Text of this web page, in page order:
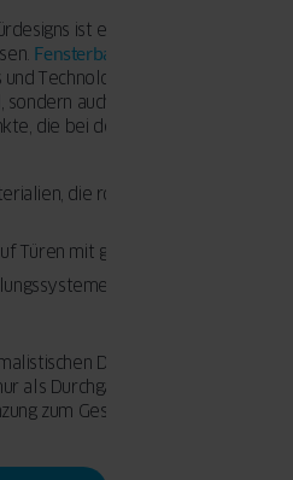
ist es ratsam, sich von
Fensterbauer
Technologien bieten, die nicht
auch funktional
die bei der Auswahl
die robust und pflegeleicht
Türen mit guter Wärmedämmung.
bieten zusätzlichen
Designs mit praktischen
als Durchgangselemente dienen,
zum Gesamtbild eines Hauses